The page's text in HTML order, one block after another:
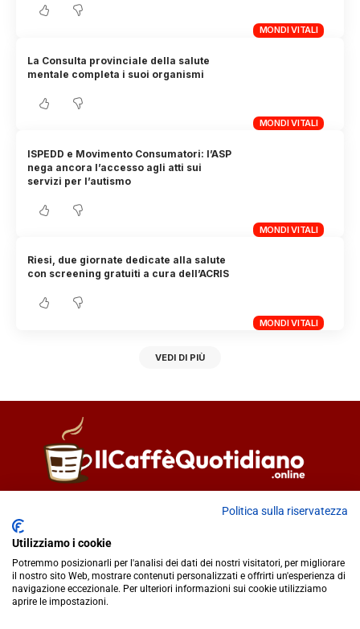
MONDI VITALI
MONDI VITALI
La Consulta provinciale della salute
mentale completa i suoi organismi
MONDI VITALI
ISPEDD e Movimento Consumatori: l’ASP
nega ancora l’accesso agli atti sui
servizi per l’autismo
MONDI VITALI
Riesi, due giornate dedicate alla salute
con screening gratuiti a cura dell’ACRIS
VEDI DI PIÙ
Fiorella Falci
redazione@ilcaffequotidiano.online
C.F. 92076900858
Chi siamo
Politica sulla riservatezza
Utilizziamo i cookie
Potremmo posizionarli per l'analisi dei dati dei nostri visitatori, per migliorare
il nostro sito Web, mostrare contenuti personalizzati e offrirti un'esperienza di
navigazione eccezionale. Per ulteriori informazioni sui cookie utilizziamo
aprire le impostazioni.